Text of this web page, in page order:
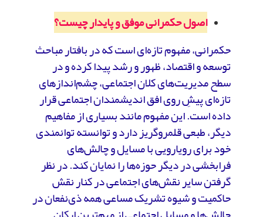
اصول حکمرانی موفق و پایدار چیست؟
حکمرانی، مفهوم تازه‌ای است که در بافتار مباحث
توسعه و اقتصاد، ظهور و رشد پیدا کرده و در
سطح مدیریت‌های کلان اجتماعی، چشم‌اندازهای
تازه‌ای پیشِ روی افق اندیشمندان اجتماعی قرار
داده است. این مفهوم مانند بسیاری از مفاهیم
دیگر، طبعی قلمروگریز دارد و توانسته توانمندی
خود برای رویارویی با مسایل و چالش‌های
فرابخشی در دیگر حوزه‌ها را نمایان کند. در نظر
گرفتن سایر نقش‌های اجتماعی در کنار نقش
حاکمیت و شیوه تشریک مساعی همه ذی‌نفعان در